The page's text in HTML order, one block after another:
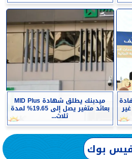
ميدبنك يطلق شهادة MID Plus
بعائد متغير يصل إلى 19.65% لمدة
ثلاث...
بوك